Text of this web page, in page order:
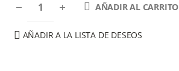
AÑADIR AL CARRITO
AÑADIR A LA LISTA DE DESEOS